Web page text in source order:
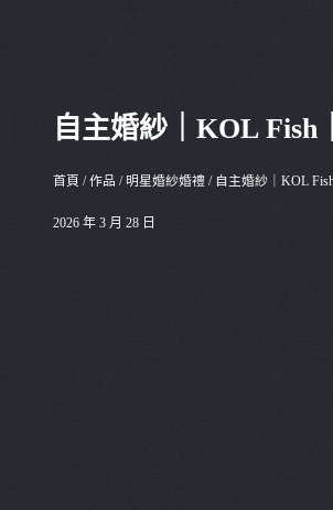
自主婚紗｜KOL Fish
首頁 /作品 / 明星婚紗婚禮 / 自主婚紗｜KOL
2026 年 3 月 28 日